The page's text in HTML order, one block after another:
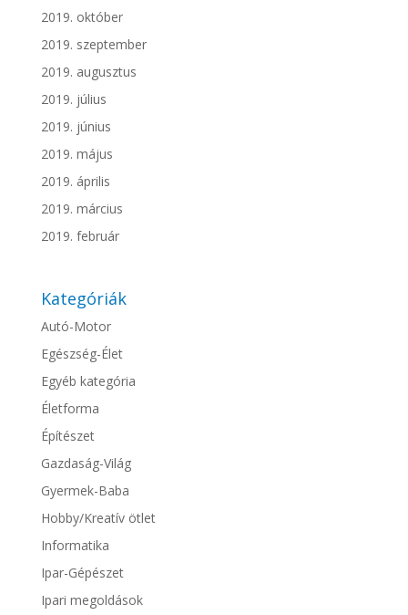
2019. október
2019. szeptember
2019. augusztus
2019. július
2019. június
2019. május
2019. április
2019. március
2019. február
Kategóriák
Autó-Motor
Egészség-Élet
Egyéb kategória
Életforma
Építészet
Gazdaság-Világ
Gyermek-Baba
Hobby/Kreatív ötlet
Informatika
Ipar-Gépészet
Ipari megoldások